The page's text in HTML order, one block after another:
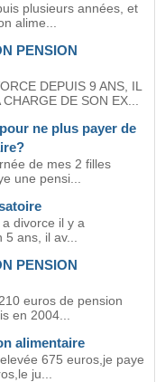
plusieurs années, et
alime...
PENSION
DEPUIS 9 ANS, IL
DE SON EX...
ne plus payer de
de mes 2 filles
une pensi...
divorce il y a
ans, il av...
PENSION
euros de pension
en 2004...
alimentaire
675 euros,je paye
ju...